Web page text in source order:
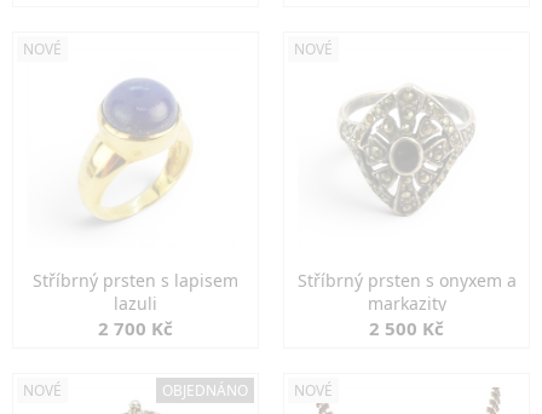
NOVÉ
Stříbrný prsten s lapisem
lazuli
2 700 Kč
NOVÉ
Stříbrný prsten s onyxem a
markazity
2 500 Kč
NOVÉ OBJEDNÁNO NOVÉ